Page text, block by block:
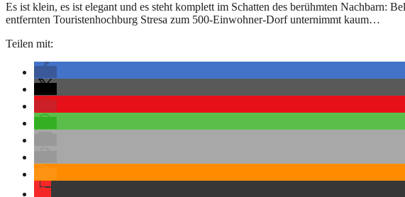
Es ist klein, es ist elegant und es steht komplett im Schatten des berühmten Nachbarn:
entfernten Touristenhochburg Stresa zum 500-Einwohner-Dorf unternimmt kaum…
Teilen mit: